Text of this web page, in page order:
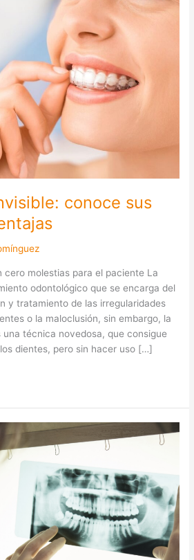
conoce sus
molestias para el paciente La
odontológico que se encarga del
y tratamiento de las irregularidades
o la maloclusión, sin embargo, la
técnica novedosa, que consigue
dientes, pero sin hacer uso […]